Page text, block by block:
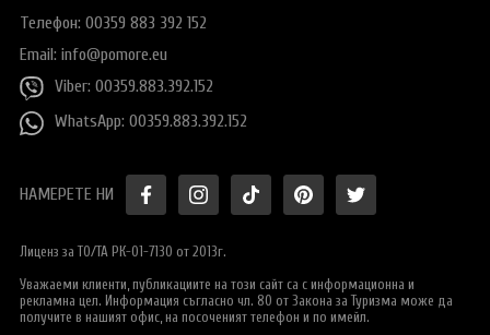
Телефон: 00359 883 392 152
Email: info@pomore.eu
Viber: 00359.883.392.152
WhatsApp: 00359.883.392.152
НАМЕРЕТЕ НИ
Лиценз за ТО/ТА РК-01-7130 от 2013г.
Уважаеми клиенти, публикациите на този сайт са с информационна и
рекламна цел. Информация съгласно чл. 80 от Закона за Туризма може да
получите в нашият офис, на посоченият телефон и по имейл.